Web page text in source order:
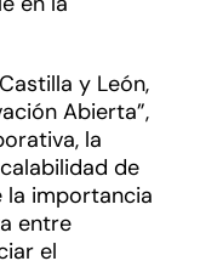
y León,
Abierta”,
la
de
la importancia
entre
el